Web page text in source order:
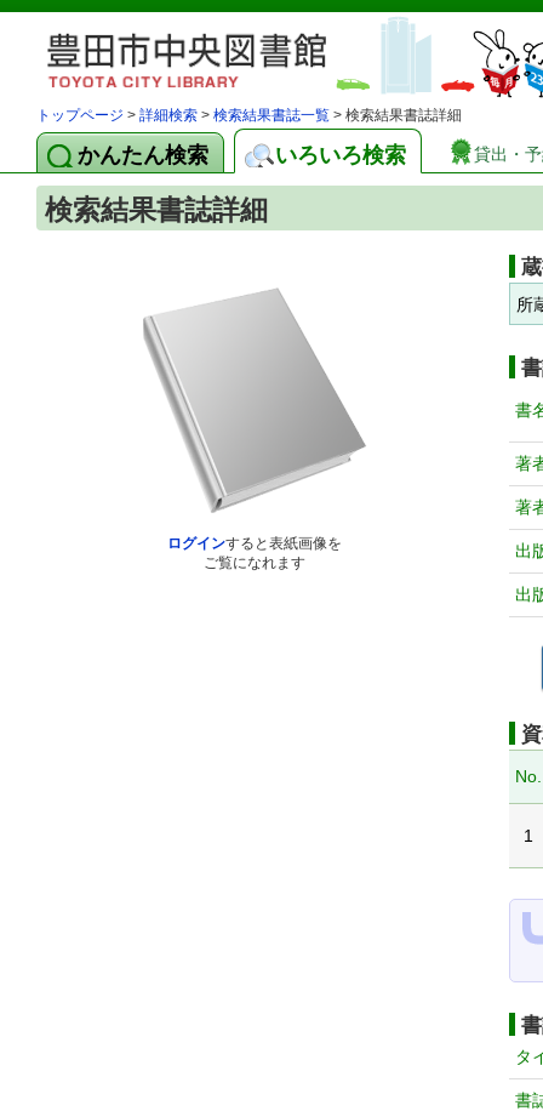
トップページ > 詳細検索 > 検索結果書誌一覧 > 検索結果書誌詳細
かんたん検索 いろいろ検索 貸出・
検索結果書誌詳細
ログインすると表紙画像を
ご覧になれます
所
書
著
著
出
出
No.
1
タ
書